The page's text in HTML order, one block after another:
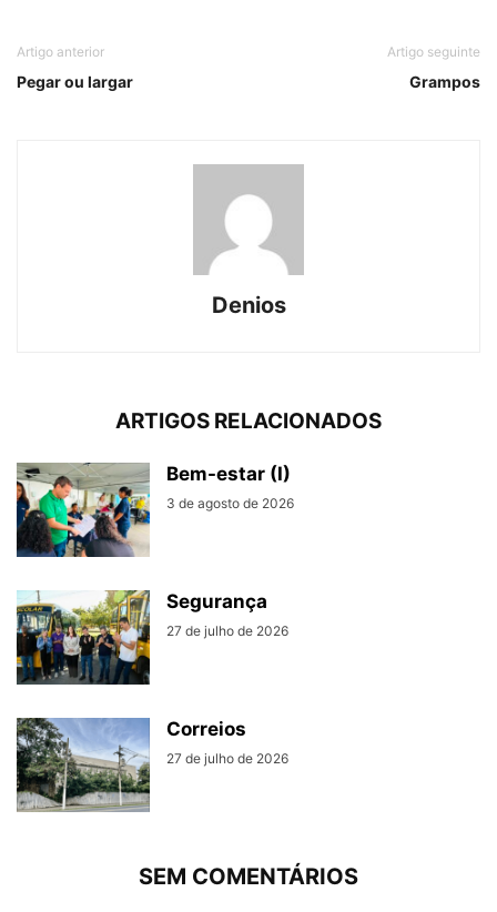
Artigo anterior
Pegar ou largar
Artigo seguinte
Grampos
Denios
ARTIGOS RELACIONADOS
Bem-estar (I)
3 de agosto de 2026
Segurança
27 de julho de 2026
Correios
27 de julho de 2026
SEM COMENTÁRIOS